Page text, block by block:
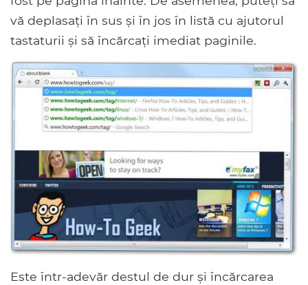
vă deplasați în sus și în jos în listă cu ajutorul
tastaturii și să încărcați imediat paginile.
Este într-adevăr destul de dur și încărcarea